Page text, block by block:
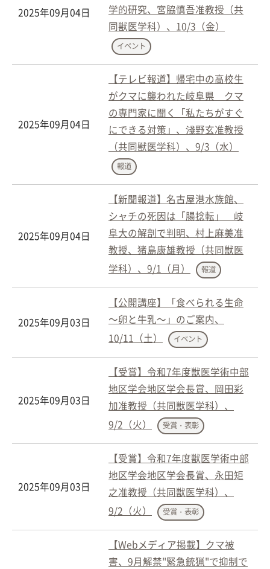
2025年09月04日
学的研究、宮脇慎吾准教授（共
同獣医学科）、10/3（金）
イベント
2025年09月04日
【テレビ報道】帰宅中の高校生
がクマに襲われた岐阜県 クマ
の専門家に聞く「私たちがすぐ
にできる対策」、淺野玄准教授
（共同獣医学科）、9/3（水）
報道
2025年09月04日
【新聞報道】名古屋港水族館、
シャチの死因は「腸捻転」 岐
阜大の解剖で判明、村上麻美准
教授、猪島康雄教授（共同獣医
学科）、9/1（月）
報道
2025年09月03日
【公開講座】「食べられる生命
～卵と牛乳～」のご案内、
10/11（土）
イベント
2025年09月03日
【受賞】令和7年度獣医学術中部
地区学会地区学会長賞、岡田彩
加准教授（共同獣医学科）、
9/2（火）
受賞・表彰
2025年09月03日
【受賞】令和7年度獣医学術中部
地区学会地区学会長賞、永田矩
之准教授（共同獣医学科）、
9/2（火）
受賞・表彰
【Webメディア掲載】クマ被
害、9月解禁"緊急銃猟"で抑制で